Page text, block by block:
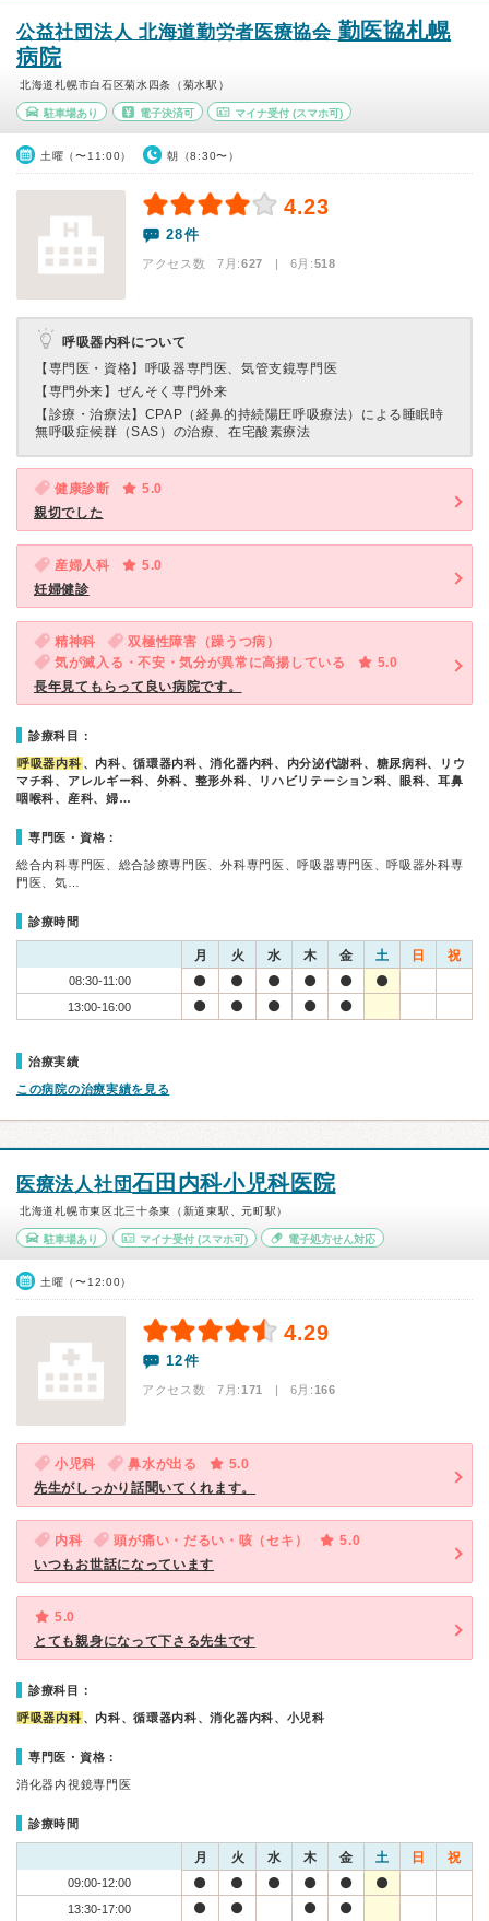
公益社団法人 北海道勤労者医療協会 勤医協札幌
病院
北海道札幌市白石区菊水四条（菊水駅）
駐車場あり 電子決済可 マイナ受付 (スマホ可)
土曜（〜11:00） 朝（8:30〜）
4.23
28件
アクセス数 7月:627 | 6月:518
呼吸器内科について
【専門医・資格】 呼吸器専門医、気管支鏡専門医
【専門外来】 ぜんそく専門外来
【診療・治療法】 CPAP（経鼻的持続陽圧呼吸療法）による睡眠時
無呼吸症候群（SAS）の治療、在宅酸素療法
健康診断
5.0
親切でした
産婦人科
5.0
妊婦健診
精神科
双極性障害（躁うつ病）
気が滅入る・不安・気分が異常に高揚している
5.0
長年見てもらって良い病院です。
診療科目：
呼吸器内科 、内科、循環器内科、消化器内科、内分泌代謝科、糖尿病科、リウ
マチ科、アレルギー科、外科、整形外科、リハビリテーション科、眼科、耳鼻
咽喉科、産科、婦…
専門医・資格：
総合内科専門医、総合診療専門医、外科専門医、呼吸器専門医、呼吸器外科専
門医、気…
診療時間
月 火 水 木 金 土 日 祝
08:30-11:00
13:00-16:00
治療実績
この病院の治療実績を見る
医療法人社団石田内科小児科医院
北海道札幌市東区北三十条東（新道東駅、元町駅）
駐車場あり マイナ受付(スマホ可) 電子処方せん対応
土曜（〜12:00）
4.29
12件
アクセス数 7月:171 | 6月:166
小児科 鼻水が出る
5.0
先生がしっかり話聞いてくれます。
内科 頭が痛い・だるい・咳（セキ）
5.0
いつもお世話になっています
5.0
とても親身になって下さる先生です
診療科目：
呼吸器内科 、内科、循環器内科、消化器内科、小児科
専門医・資格：
消化器内視鏡専門医
診療時間
月 火 水 木 金 土 日 祝
09:00-12:00
13:30-17:00